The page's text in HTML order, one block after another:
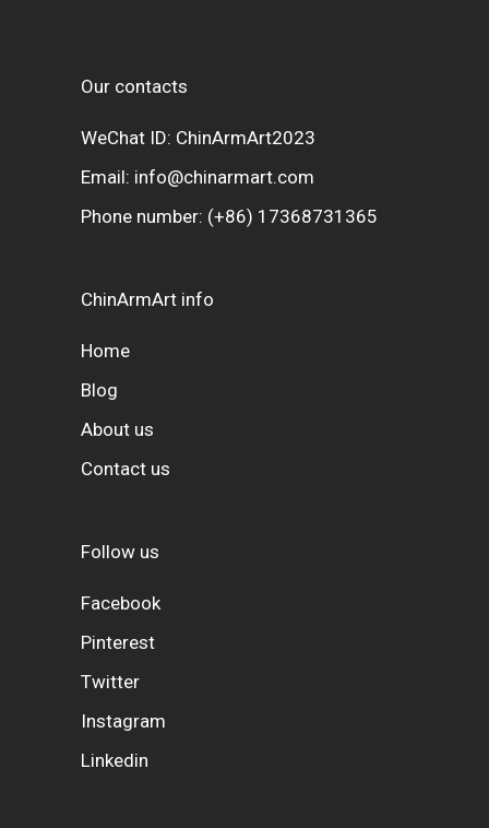
Our contacts
WeChat ID: ChinArmArt2023
Email: info@chinarmart.com
Phone number: (+86) 17368731365
ChinArmArt info
Home
Blog
About us
Contact us
Follow us
Facebook
Pinterest
Twitter
Instagram
Linkedin